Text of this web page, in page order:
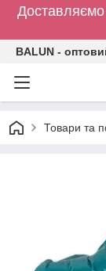
BALUN -
Товари та